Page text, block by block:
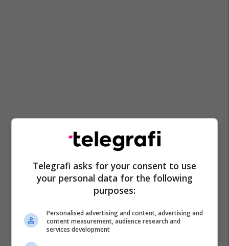
Telegrafi asks for your consent to use
your personal data for the following
purposes:
Personalised advertising and content, advertising and
content measurement, audience research and
services development